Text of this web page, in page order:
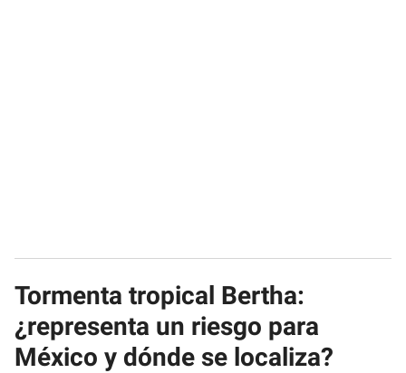
Tormenta tropical Bertha:
¿representa un riesgo para
México y dónde se localiza?